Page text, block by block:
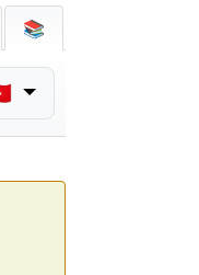
📚